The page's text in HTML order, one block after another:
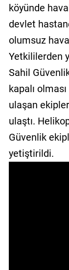
YAZARLAR
ULAŞIN
İletişim
Gizlilik
Kullanıcı
Sözleşmesi
köyünde
devlet
olumsuz
Yetkililerden
Sahil
kapalı
ulaşan
ulaştı.
Güvenlik
yetiştirildi.